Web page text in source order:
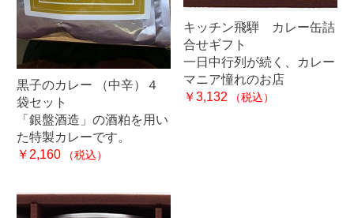
黒子のカレー （中辛）４
袋セット
「銀盤酒造」の酒粕を用い
た特製カレーです。
￥2,160
（税込）
キッチン飛騨 カレー缶詰
合せギフト
一日中行列が続く、カレー
マニア憧れのお店
￥3,132
（税込）